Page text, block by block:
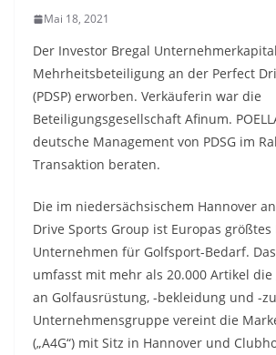
Mai 18, 2021
Der Investor Bregal
Mehrheitsbeteiligung an der Perfect
(PDSP) erworben. Verkäuferin war die
Beteiligungsgesellschaft Afinum.
deutsche Management von PDSG im
Transaktion beraten.
Die im niedersächsischem Hannover
Drive Sports Group ist Europas größtes
Unternehmen für Golfsport-Bedarf.
umfasst mit mehr als 20.000 Artikel die
an Golfausrüstung, -bekleidung und -
Unternehmensgruppe vereint die
(„A4G“) mit Sitz in Hannover und